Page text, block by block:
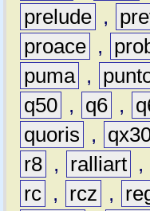
prelude ,
proace ,
puma ,
q50 , q6 ,
quoris
,
r8 , ralliart ,
rc , rcz ,